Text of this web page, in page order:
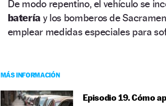
De modo repentino, el vehículo se
batería y los bomberos de
emplear medidas especiales para
MÁS INFORMACIÓN
Episodio 19. Cómo